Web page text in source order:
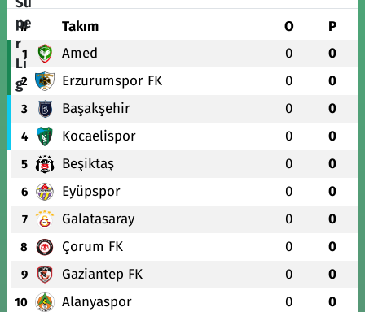
# Takım O P
1 Amed 0 0
2 Erzurumspor FK 0 0
3 Başakşehir 0 0
4 Kocaelispor 0 0
5 Beşiktaş 0 0
6 Eyüpspor 0 0
7 Galatasaray 0 0
8 Çorum FK 0 0
9 Gaziantep FK 0 0
10 Alanyaspor 0 0